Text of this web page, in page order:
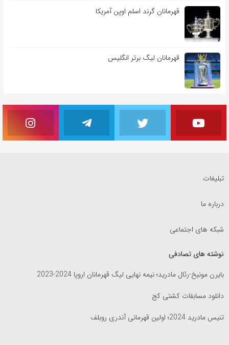
قهرمانان گرند اسلم اوپن آمریکا
قهرمانان لیگ برتر انگلیس
تبلیغات
درباره ما
شبکه های اجتماعی
نوشته های تصادفی
بایرن مونیخ-رئال مادرید؛ نیمه نهایی لیگ قهرمانان اروپا 2024-2023
دانلود مسابقات کشتی کج
تنیس مادرید 2024؛ اولین قهرمانی آندری روبلف